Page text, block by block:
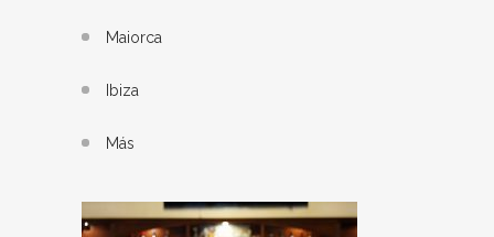
Maiorca
Ibiza
Más